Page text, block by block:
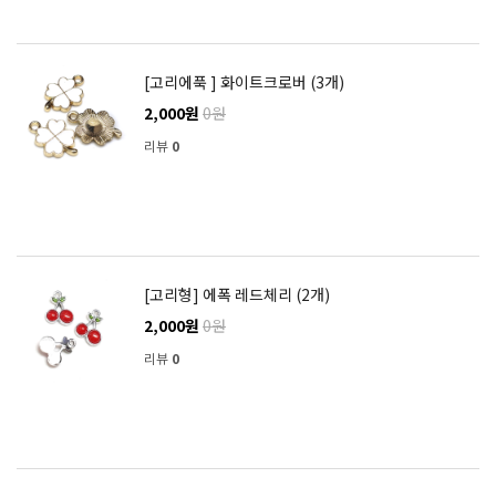
[고리에푹 ] 화이트크로버 (3개)
2,000원 0원
리뷰 0
[고리형] 에폭 레드체리 (2개)
2,000원 0원
리뷰 0